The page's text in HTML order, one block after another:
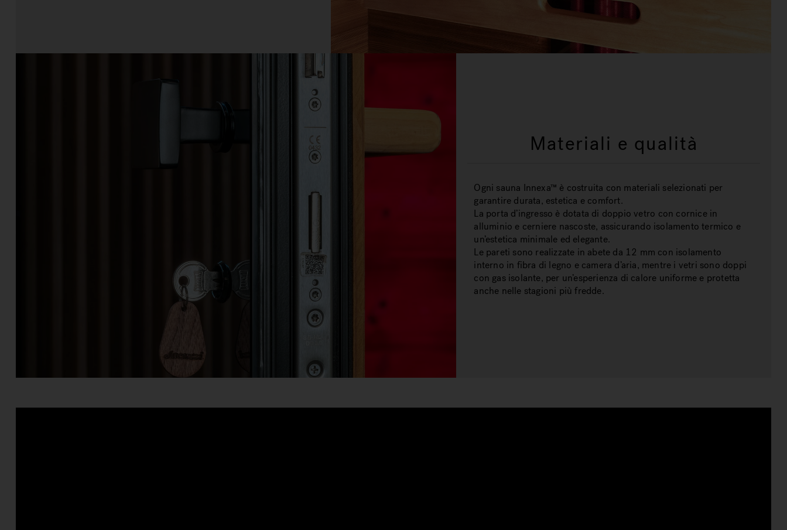
Materiali e qualità
Ogni sauna Innexa™ è costruita con materiali selezionati per
garantire durata, estetica e comfort.
La porta d’ingresso è dotata di doppio vetro con cornice in
alluminio e cerniere nascoste, assicurando isolamento termico e
un’estetica minimale ed elegante.
Le pareti sono realizzate in abete da 12 mm con isolamento
interno in fibra di legno e camera d’aria, mentre i vetri sono doppi
con gas isolante, per un’esperienza di calore uniforme e protetta
anche nelle stagioni più fredde.